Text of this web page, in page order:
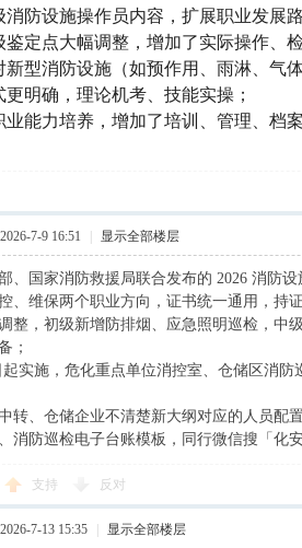
消防设施操作员内容，扩展职业发展路
鉴定点大幅调整，增加了实际操作、
新型消防设施（如预作用、雨淋、气
更明确，理论机考、技能实操；
业能力培养，增加了培训、管理、档
7-9 16:51 显示全部楼层
、国家消防救援局联合发布的 2026 消防
、维保两个职业方向，证书统一通用，持
整，初级新增防排烟、应急照明巡检，中
；
起实施，危化重点单位消控室、仓储区消
转、仓储企业不清楚新大纲对应的人员配
消防巡检电子台账模板，同行微信搜「化
支持 反对
7-13 15:35 显示全部楼层